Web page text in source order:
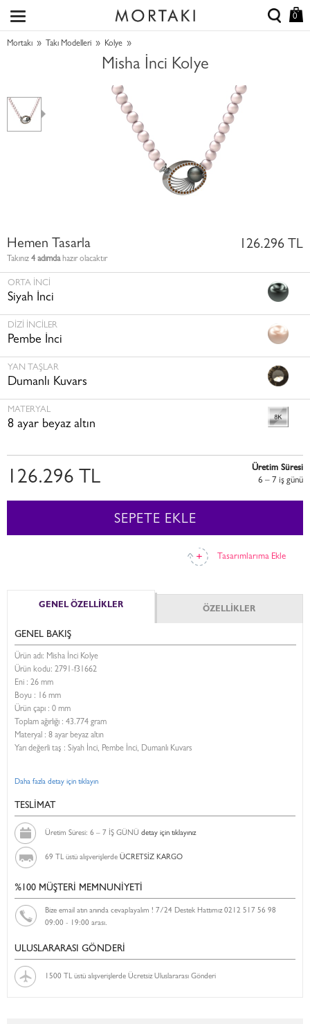
0
Mortakı » Takı Modelleri » Kolye »
Misha İnci Kolye
Hemen Tasarla
Takınız 4 adımdahazır olacaktır
126.296 TL
ORTA İNCI
Siyah İnci
DIZI İNCILER
Pembe İnci
YAN TAŞLAR
Dumanlı Kuvars
MATERYAL
8 ayar beyaz altın
Tasarımlarıma Ekle
126.296 TL
Üretim Süresi
6 – 7 i̇ş günü
SEPETE EKLE
GENEL ÖZELLİKLER ÖZELLİKLER
GENEL BAKIŞ
Ürün adı: Misha İnci Kolye
Ürün kodu: 2791-f31662
Eni : 26 mm
Boyu : 16 mm
Ürün çapı : 0 mm
Toplam ağırlığı : 43.774 gram
Materyal : 8 ayar beyaz altın
Yarı değerli taş : Siyah İnci, Pembe İnci, Dumanlı Kuvars
Daha fazla detay için tıklayın
TESLİMAT
Üretim Süresi: 6 – 7 İŞ GÜNÜ detay için tıklayınız
69 TL üstü alışverişlerde ÜCRETSİZ KARGO
%100 MÜŞTERİ MEMNUNİYETİ
Bize email atın anında cevaplayalım ! 7/24 Destek Hattımız 0212 517 56 98
09:00 - 19:00 arası.
ULUSLARARASI GÖNDERİ
1500 TL üstü alışverişlerde Ücretsiz Uluslararası Gönderi